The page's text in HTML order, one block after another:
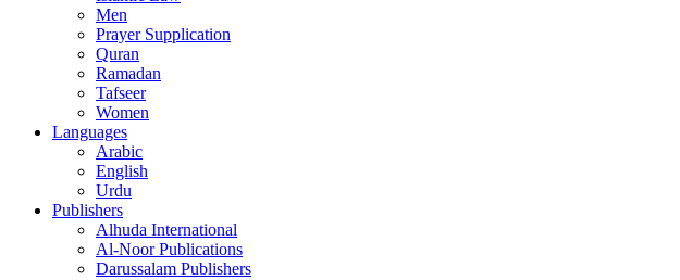
Men
Prayer Supplication
Quran
Ramadan
Tafseer
Women
Languages
Arabic
English
Urdu
Publishers
Alhuda International
Al-Noor Publications
Darussalam Publishers